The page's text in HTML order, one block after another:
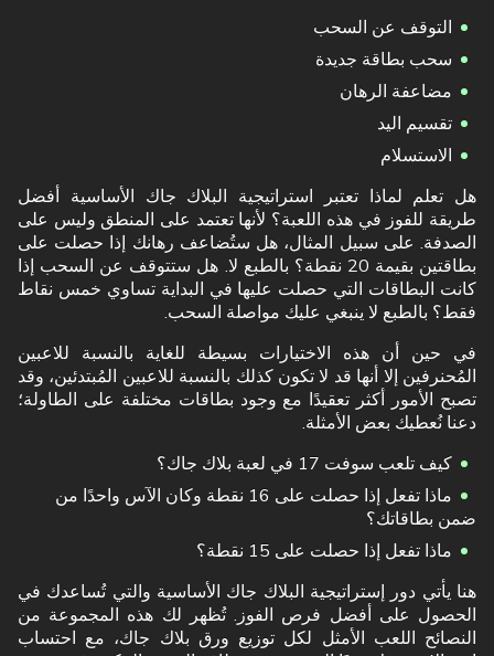
التوقف عن السحب
سحب بطاقة جديدة
مضاعفة الرهان
تقسيم اليد
الاستسلام
هل تعلم لماذا تعتبر استراتيجية البلاك جاك الأساسية أفضل
طريقة للفوز في هذه اللعبة؟ لأنها تعتمد على المنطق وليس على
الصدفة. على سبيل المثال، هل ستُضاعف رهانك إذا حصلت على
بطاقتين بقيمة 20 نقطة؟ بالطبع لا. هل ستتوقف عن السحب إذا
كانت البطاقات التي حصلت عليها في البداية تساوي خمس نقاط
فقط؟ بالطبع لا ينبغي عليك مواصلة السحب.
في حين أن هذه الاختيارات بسيطة للغاية بالنسبة للاعبين
المُحنرفين إلا أنها قد لا تكون كذلك بالنسبة للاعبين المُبتدئين، وقد
تصبح الأمور أكثر تعقيدًا مع وجود بطاقات مختلفة على الطاولة؛
دعنا نُعطيك بعض الأمثلة.
كيف تلعب سوفت 17 في لعبة بلاك جاك؟
ماذا تفعل إذا حصلت على 16 نقطة وكان الآس واحدًا من
ضمن بطاقاتك؟
ماذا تفعل إذا حصلت على 15 نقطة؟
هنا يأتي دور إستراتيجية البلاك جاك الأساسية والتي تُساعدك في
الحصول على أفضل فرص الفوز. تُظهر لك هذه المجموعة من
النصائح اللعب الأمثل لكل توزيع ورق بلاك جاك، مع احتساب